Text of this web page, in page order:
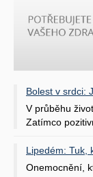
Bolest v srdci:
V průběhu
Zatímco
Lipedém: Tuk,
Onemocnění,